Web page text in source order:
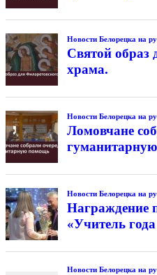
Новости Белорецка на
Святой образ
храма.
Новости Белорецка на
Ломовчане
Новости Белорецка на
Награждение
«Учитель
Новости Белорецка на